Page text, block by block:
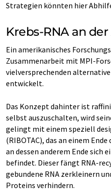
Strategien könnten hier
Krebs-RNA an
Ein amerikanisches
Zusammenarbeit mit MPI-
vielversprechenden
entwickelt.
Das Konzept dahinter ist
selbst auszuschalten, wird
gelingt mit einem speziell
(RIBOTAC), das an einem
an dessen anderem Ende sich
befindet. Dieser fängt RNA-
gebundene RNA zerkleinern
Proteins verhindern.